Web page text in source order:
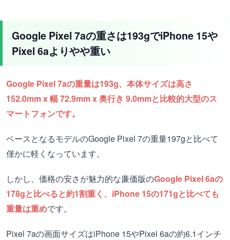
Google Pixel 7aの重さは193gでiPhone 15や
Pixel 6aよりやや重い
Google Pixel 7aの重量は193g、本体サイズは高さ
152.0mm x 幅 72.9mm x 奥行き 9.0mmと比較的大型のス
マートフォンです。
ベースとなるモデルのGoogle Pixel 7の重量197gと比べて
僅かに軽くなっています。
しかし、価格の安さが魅力的な廉価版のGoogle Pixel 6aの
178gと比べると約1割重く、iPhone 15の171gと比べても
重量は重めです。
Pixel 7aの画面サイズはiPhone 15やPixel 6aの約6.1インチ